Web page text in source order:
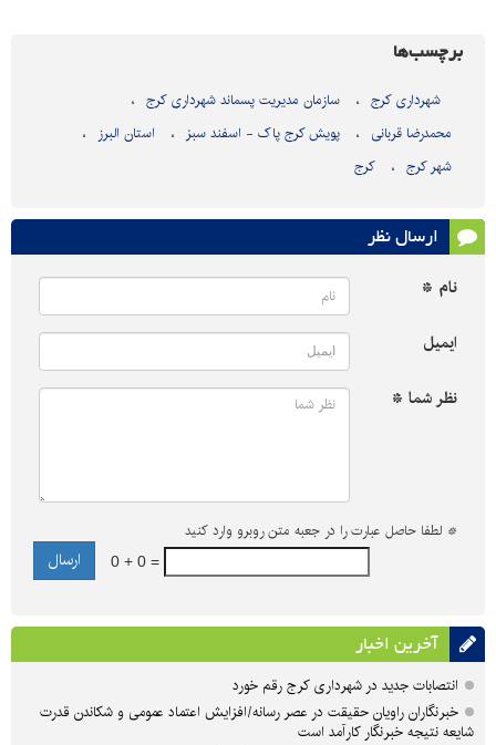
برچسب‌ها
شهرداری کرج
سازمان مدیریت پسماند شهرداری کرج
محمدرضا قربانی
پویش کرج پاک - اسفند سبز
استان البرز
شهر کرج
کرج
ارسال نظر
نام *
ایمیل
نظر شما *
* لطفا حاصل عبارت را در جعبه متن روبرو وارد کنید
0 + 0 =
آخرین اخبار
انتصابات جدید در شهرداری کرج رقم خورد
خبرنگاران راویان حقیقت در عصر رسانه/افزایش اعتماد عمومی و شکاندن قدرت
شایعه نتیجه خبرنگار کارآمد است